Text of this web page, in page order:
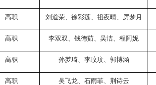
高职 刘道荣、徐彩莲、祖夜晴、厉梦月
高职 李双双、钱德茹、吴洁、程阿妮
高职 孙梦琦、李玟玟、郭博涵
高职 吴飞龙、石雨菲、荆诗云